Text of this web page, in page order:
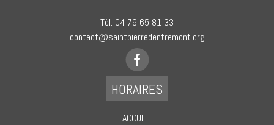
Tèl. 04 79 65 81 33
contact@saintpierredentremont.org
HORAIRES
ACCUEIL